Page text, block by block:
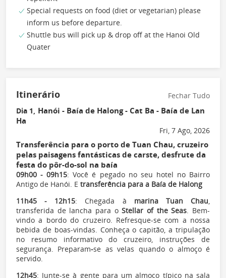
Special requests on food (diet or vegetarian) please
inform us before departure.
Shuttle bus will pick up & drop off at the Hanoi Old
Quater
Itinerário
Fechar Tudo
Dia 1, Hanói - Baía de Halong - Cat Ba - Baía de Lan
Ha
Fri, 7 Ago, 2026
Transferência para o porto de Tuan Chau, cruzeiro
pelas paisagens fantásticas de carste, desfrute da
festa do pôr-do-sol na baía
09h00 - 09h15: Você é pegado no seu hotel no Bairro
Antigo de Hanói. E transferência para a Baía de Halong
11h45 - 12h15: Chegada à marina Tuan Chau,
transferida de lancha para oStellar of the Seas. Bem-
vindo a bordo do cruzeiro. Refresque-se com a nossa
bebida de boas-vindas. Conheça o capitão, a tripulação
no resumo informativo do cruzeiro, instruções de
segurança. Preparam-se as velas quando o almoço é
servido.
12h45: Junte-se à gente para um almoço típico na sala